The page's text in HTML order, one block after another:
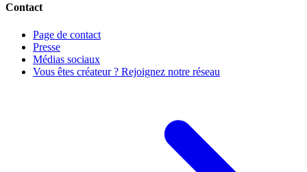
Contact
Page de contact
Presse
Médias sociaux
Vous êtes créateur ? Rejoignez notre réseau